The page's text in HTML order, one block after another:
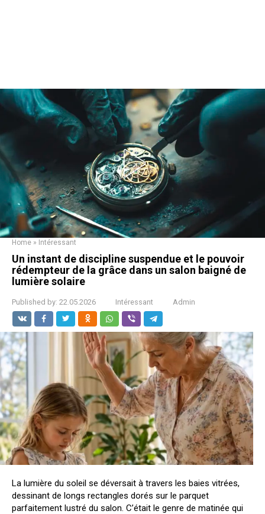
Home » Intéressant
Un instant de discipline suspendue et le pouvoir
rédempteur de la grâce dans un salon baigné de
lumière solaire
Published by: 22.05.2026 Intéressant Admin
La lumière du soleil se déversait à travers les baies vitrées,
dessinant de longs rectangles dorés sur le parquet
parfaitement lustré du salon. C’était le genre de matinée qui